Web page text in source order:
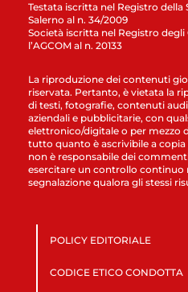
Testata iscritta nel Registro della
Salerno al n. 34/2009
Società iscritta nel Registro
l’AGCOM al n. 20133
La riproduzione dei contenuti
riservata. Pertanto, è vietata la
di testi, fotografie, contenuti
aziendali e pubblicitarie, con
elettronico/digitale o per mezzo
tutto quanto è ascrivibile a
non è responsabile dei
esercitare un controllo continuo
segnalazione qualora gli stessi
POLICY EDITORIALE
CODICE ETICO CONDOTTA